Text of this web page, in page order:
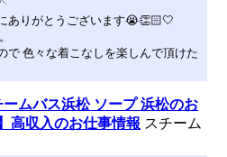
ありがとうございます😭👏🏻🤍
で 色々な着こなしを楽しんで頂けた
ームバス浜松 ソープ 浜松のお
高収入のお仕事情報 スチーム